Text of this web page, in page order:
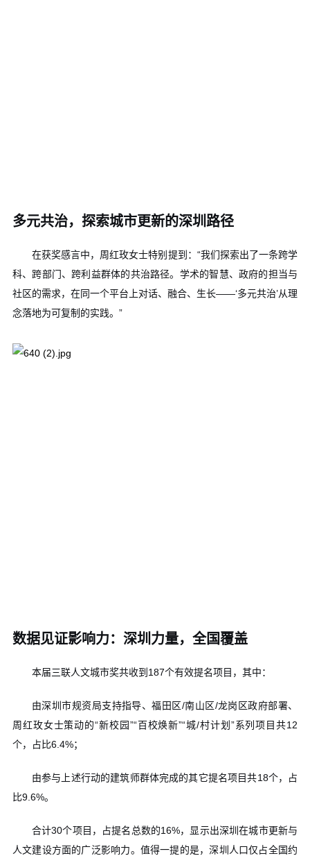
多元共治，探索城市更新的深圳路径
在获奖感言中，周红玫女士特别提到：“我们探索出了一条跨学
科、跨部门、跨利益群体的共治路径。学术的智慧、政府的担当与
社区的需求，在同一个平台上对话、融合、生长——‘多元共治’从理
念落地为可复制的实践。”
数据见证影响力：深圳力量，全国覆盖
本届三联人文城市奖共收到 187个有效提名项目 ，其中：
由深圳市规资局支持指导、福田区/南山区/龙岗区政府部署、
周红玫女士策动的“新校园”“百校焕新”“城/村计划”系列项目共12
个，占比6.4%；
由参与上述行动的建筑师群体完成的其它提名项目共18个，占
比9.6%。
合计30个项目，占提名总数的16%，显示出深圳在城市更新与
人文建设方面的广泛影响力。值得一提的是，深圳人口仅占全国约